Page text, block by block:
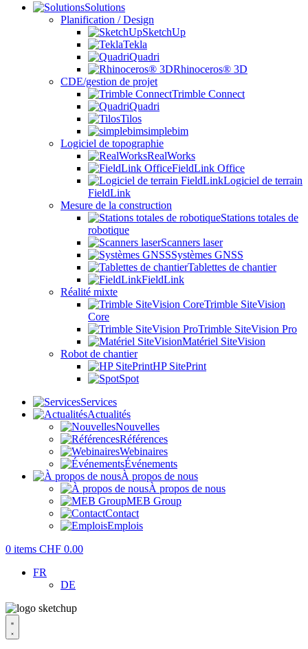
Solutions
Planification / Design
SketchUp
Tekla
Quadri
Rhinoceros® 3D
CDE/gestion de projet
Trimble Connect
Quadri
Tilos
simplebim
Logiciel de topographie
RealWorks
FieldLink Office
Logiciel de terrain
FieldLink
Mesure de la construction
Stations totales de
robotique
Scanners laser
Systèmes GNSS
Tablettes de chantier
FieldLink
Réalité mixte
Trimble SiteVision
Core
Trimble SiteVision Pro
Matériel SiteVision
Robot de chantier
HP SitePrint
Spot
Services
Actualités
Nouvelles
Références
Webinaires
Événements
À propos de nous
À propos de nous
MEB Group
Contact
Emplois
0 items CHF 0.00
FR
DE